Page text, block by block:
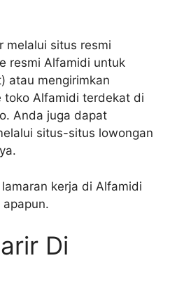
melalui situs resmi
resmi Alfamidi untuk
atau mengirimkan
toko Alfamidi terdekat di
Anda juga dapat
situs-situs lowongan
kerja di Alfamidi
Di